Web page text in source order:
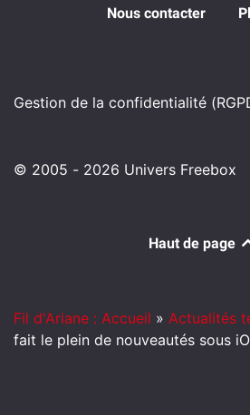
Nous contacter
Gestion de la confidentialité
© 2005 - 2026 Univers Freebox
Haut de page
Fil d'Ariane : Accueil » Actualités
fait le plein de nouveautés sous